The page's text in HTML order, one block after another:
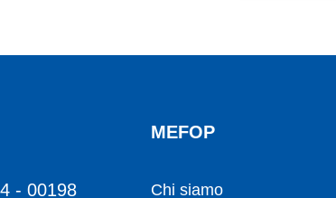
- 00198
MEFOP
Chi siamo